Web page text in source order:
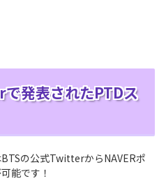
発表されたPTDス
の公式TwitterからNAVERポ
能です！